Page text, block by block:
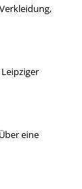
eine